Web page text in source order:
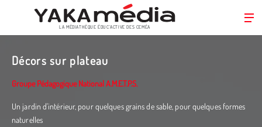
principal
LA MÉDIATHÈQUE ÉDUC’ACTIVE DES CEMÉA
Décors sur plateau
Groupe Pédagogique National A.M.E.T.P.S.
Un jardin d'intérieur, pour quelques grains de sable, pour quelques formes
naturelles